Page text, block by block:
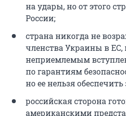
на удары, но от этого
России;
страна никогда не
членства Украины в ЕС,
неприемлемым
по гарантиям
но ее нельзя
российская сторона
американскими